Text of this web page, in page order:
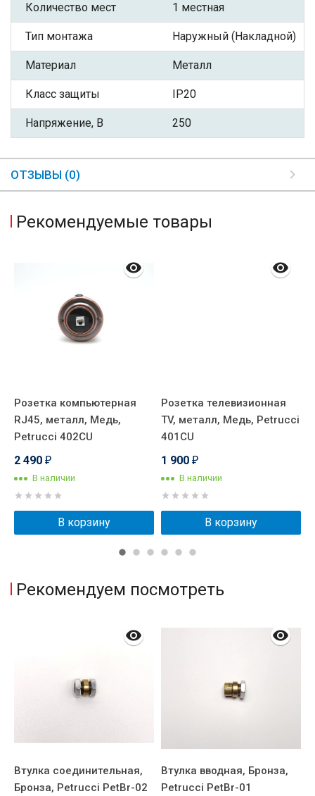
Количество мест 1 местная
Тип монтажа Наружный (Накладной)
Материал Металл
Класс защиты IP20
Напряжение, В 250
ОТЗЫВЫ (0)
Рекомендуемые товары
Розетка компьютерная
RJ45, металл, Медь,
Petrucci 402CU
2 490 ₽
В наличии
В корзину
Розетка телевизионная
TV, металл, Медь, Petrucci
401CU
1 900 ₽
В наличии
В корзину
Рекомендуем посмотреть
Втулка соединительная,
Бронза, Petrucci PetBr-02
Втулка вводная, Бронза,
Petrucci PetBr-01